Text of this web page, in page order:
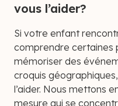
vous l’aider?
Si votre enfant
comprendre certaines
mémoriser des
croquis
l’aider. Nous mettons
mesure qui se